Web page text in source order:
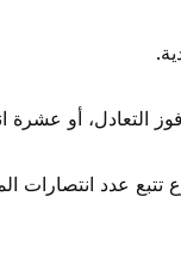
التعادل، أو عشرة
تتبع عدد انتصارات